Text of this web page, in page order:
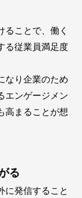
ることで、働く
る従業員満足度
なり企業のため
エンゲージメン
高まることが想
る
に発信すること